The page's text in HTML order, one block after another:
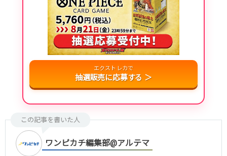
エクストレカで
抽選販売に応募する ＞
この記事を書いた人
ワンピカチ編集部@アルテマ